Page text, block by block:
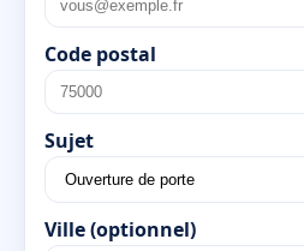
Code postal
Sujet
Ville (optionnel)